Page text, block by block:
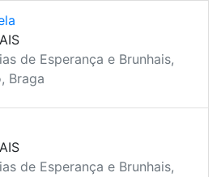
de Esperança e Brunhais,
Braga
de Esperança e Brunhais,